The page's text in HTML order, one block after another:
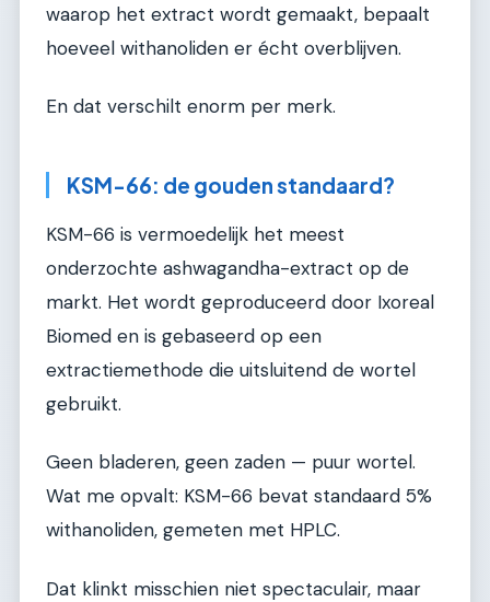
waarop het extract wordt gemaakt, bepaalt
hoeveel withanoliden er écht overblijven.
En dat verschilt enorm per merk.
KSM-66: de gouden standaard?
KSM-66 is vermoedelijk het meest
onderzochte ashwagandha-extract op de
markt. Het wordt geproduceerd door Ixoreal
Biomed en is gebaseerd op een
extractiemethode die uitsluitend de wortel
gebruikt.
Geen bladeren, geen zaden — puur wortel.
Wat me opvalt: KSM-66 bevat standaard 5%
withanoliden, gemeten met HPLC.
Dat klinkt misschien niet spectaculair, maar